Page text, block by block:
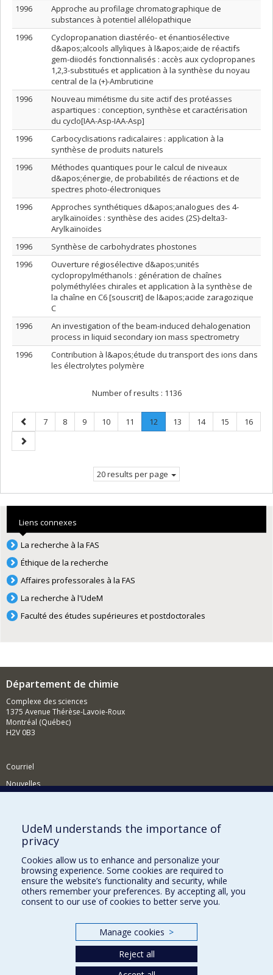
1996
Approche au profilage chromatographique de
substances à potentiel allélopathique
1996
Cyclopropanation diastéréo- et énantiosélective
d&apos;alcools allyliques à l&apos;aide de réactifs
gem-diiodés fonctionnalisés : accès aux cyclopropanes
1,2,3-substitués et application à la synthèse du noyau
central de la (+)-Ambruticine
1996
Nouveau mimétisme du site actif des protéasses
aspartiques : conception, synthèse et caractérisation
du cyclo[IAA-Asp-IAA-Asp]
1996
Carbocyclisations radicalaires : application à la
synthèse de produits naturels
1996
Méthodes quantiques pour le calcul de niveaux
d&apos;énergie, de probabilités de réactions et de
spectres photo-électroniques
1996
Approches synthétiques d&apos;analogues des 4-
arylkaïnoïdes : synthèse des acides (2S)-delta3-
Arylkaïnoïdes
1996
Synthèse de carbohydrates phostones
1996
Ouverture régiosélective d&apos;unités
cyclopropylméthanols : génération de chaînes
polyméthylées chirales et application à la synthèse de
la chaîne en C6 [souscrit] de l&apos;acide zaragozique
C
1996
An investigation of the beam-induced dehalogenation
process in liquid secondary ion mass spectrometry
1996
Contribution à l&apos;étude du transport des ions dans
les électrolytes polymère
Number of results : 1136
Previous
page
Page
7 Page
8 Page
9 Page
10 Page
11 Page
12
Current
Page
13 Page
14 Page
15 Page
16
Next
page
20 results per page
Liens connexes
La recherche à la FAS
Éthique de la recherche
Affaires professorales à la FAS
La recherche à l'UdeM
Faculté des études supérieures et postdoctorales
Département de chimie
Complexe des sciences
1375 Avenue Thérèse-Lavoie-Roux
Montréal (Québec)
H2V 0B3
Courriel
Nouvelles
Comment soutenir le Département?
BESOIN D'AIDE?
Plan du site
Signaler une erreur
Accessibilité
Nos départements et écoles
UdeM understands the importance of
privacy
Cookies allow us to enhance and personalize your
browsing experience. Some cookies are required to
ensure the website’s functionality and security, while
others remember your preferences. By accepting all, you
consent to our use of cookies to better serve you.
Manage cookies >
Reject all